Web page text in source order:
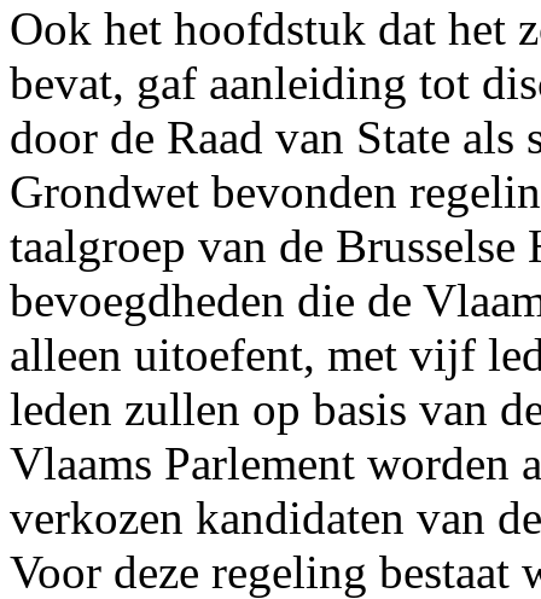
Ook het hoofdstuk dat het
bevat, gaf aanleiding tot
door de Raad van State
Grondwet bevonden
taalgroep van de
bevoegdheden die de
alleen uitoefent, met vijf
leden zullen op basis van
Vlaams Parlement worden
verkozen kandidaten van
Voor deze regeling